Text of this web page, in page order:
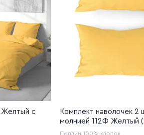
Желтый с
Комплект наволочек 2
молнией 112Ф Желтый
Поплин 100% хлопок